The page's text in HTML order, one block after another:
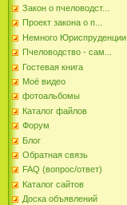
Закон о пчеловодст...
Проект закона о п...
Немного Юриспруденции
Пчеловодство - сам...
Гостевая книга
Моё видео
фотоальбомы
Каталог файлов
Форум
Блог
Обратная связь
FAQ (вопрос/ответ)
Каталог сайтов
Доска объявлений